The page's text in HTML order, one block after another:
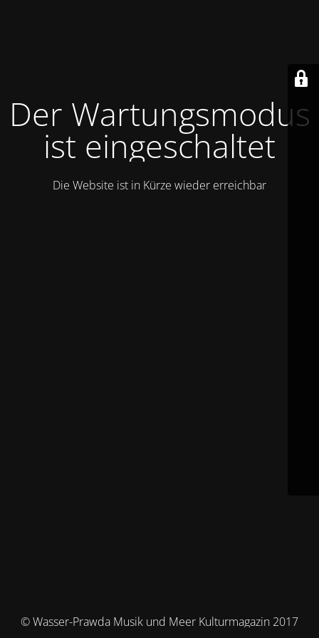
Der Wartungsmodus
ist eingeschaltet
Die Website ist in Kürze wieder erreichbar
© Wasser-Prawda Musik und Meer Kulturmagazin 2017